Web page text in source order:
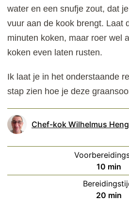
water en een snufje zout, dat
vuur aan de kook brengt. Laat
minuten koken, maar roer wel
koken even laten rusten.
Ik laat je in het onderstaande
stap zien hoe je deze
Chef-kok Wilhelmus
10 min
20 min